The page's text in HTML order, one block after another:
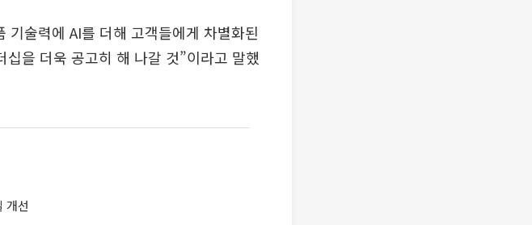
기술력에 AI를 더해 고객들에게 차별화된
을 더욱 공고히 해 나갈 것”이라고 말했
개선